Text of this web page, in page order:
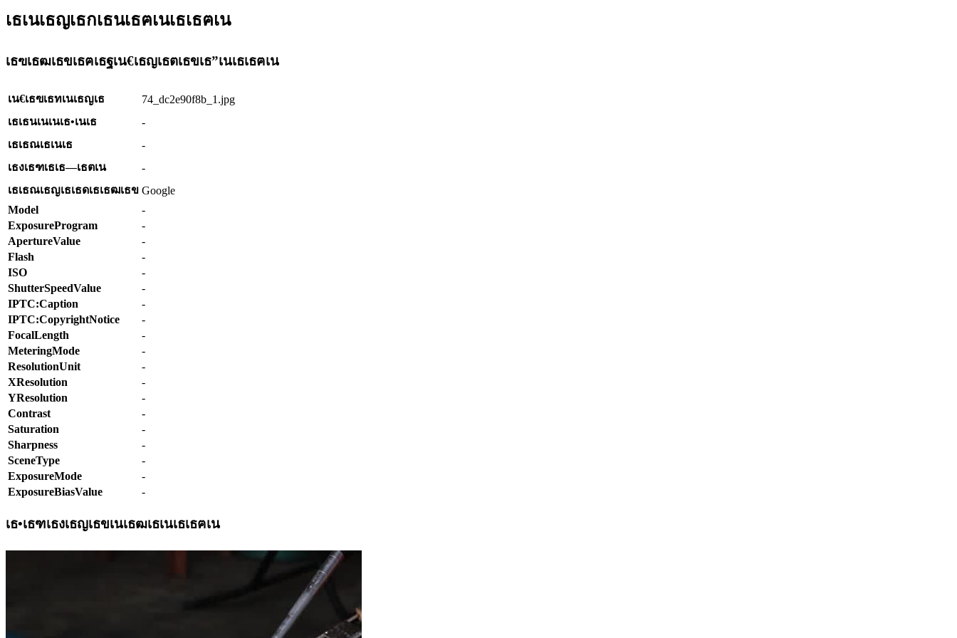
เธเนเธญเธกเธนเธฅเนเธเธฅเน
เธฃเธฒเธขเธฅเธฐเน€เธญเธตเธขเธ”เนเธเธฅเน
เน€เธฃเธทเนเธญเธ
74_dc2e90f8b_1.jpg
เธเธนเนเนเธ•เนเธ
-
เธเธณเธเนเธ
-
เธงเธฑเธเธ—เธตเน
-
เธเธณเธญเธเธดเธเธฒเธข Google
Model
-
ExposureProgram
-
ApertureValue
-
Flash
-
ISO
-
ShutterSpeedValue
-
IPTC:Caption
-
IPTC:CopyrightNotice
-
FocalLength
-
MeteringMode
-
ResolutionUnit
-
XResolution
-
YResolution
-
Contrast
-
Saturation
-
Sharpness
-
SceneType
-
ExposureMode
-
ExposureBiasValue
-
เธ•เธฑเธงเธญเธขเนเธฒเธเนเธเธฅเน